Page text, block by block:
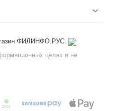
ФИЛИНФО.РУС.
целях и не